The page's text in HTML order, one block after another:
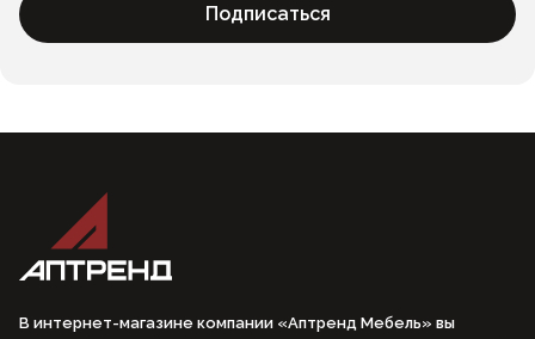
Подписаться
В интернет-магазине компании «Аптренд Мебель» вы